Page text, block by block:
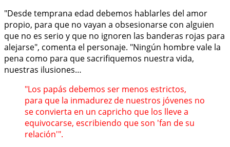
"Desde temprana edad debemos hablarles del amor
propio, para que no vayan a obsesionarse con alguien
que no es serio y que no ignoren las banderas rojas para
alejarse", comenta el personaje. "Ningún hombre vale la
pena como para que sacrifiquemos nuestra vida,
nuestras ilusiones…
"Los papás debemos ser menos estrictos,
para que la inmadurez de nuestros jóvenes no
se convierta en un capricho que los lleve a
equivocarse, escribiendo que son 'fan de su
relación'".